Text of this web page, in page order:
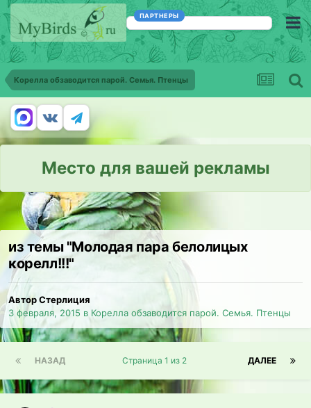
ПАРТНЕРЫ
Корелла обзаводится парой. Семья. Птенцы
Место для вашей рекламы
из темы "Молодая пара белолицых
корелл!!!"
Автор Стерлиция
3 февраля, 2015 в Корелла обзаводится парой. Семья. Птенцы
НАЗАД ДАЛЕЕ
Страница 1 из 2